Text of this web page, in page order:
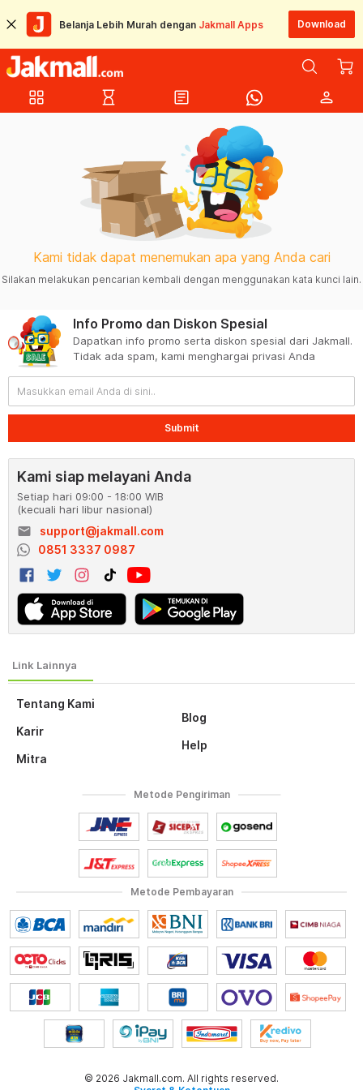
Belanja Lebih Murah dengan Jakmall Apps Download
grid_view hourglass_empty article person
Kami tidak dapat menemukan apa yang Anda cari
Silakan melakukan pencarian kembali dengan menggunakan kata kunci lain.
Tentang Kami
Karir
Mitra
Blog
Help
Info Promo dan Diskon Spesial
Dapatkan info promo serta diskon spesial dari Jakmall.
Tidak ada spam, kami menghargai privasi Anda
Submit
Kami siap melayani Anda
Setiap hari 09:00 - 18:00 WIB
(kecuali hari libur nasional)
email
support@jakmall.com
0851 3337 0987
Metode Pembayaran
Metode Pengiriman
© 2026 Jakmall.com. All rights reserved.